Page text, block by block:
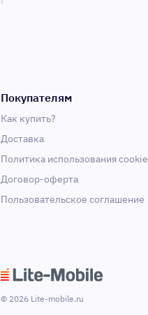
Покупателям
Как купить?
Доставка
Политика использования cookie
Договор-оферта
Пользовательское соглашение
© 2026 Lite-mobile.ru